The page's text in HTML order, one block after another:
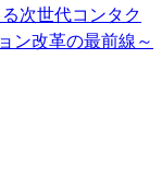
次世代コンタク
ン改革の最前線～